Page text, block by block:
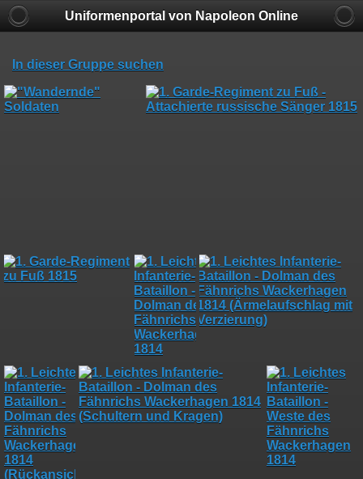
Uniformenportal von Napoleon Online
In dieser Gruppe suchen